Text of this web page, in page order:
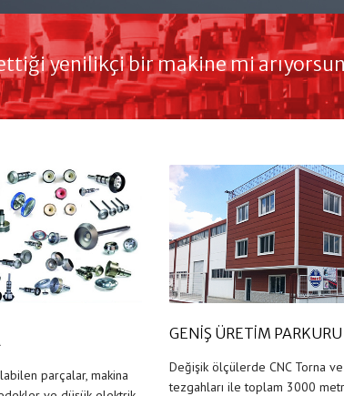
yenilikçi bir makine mi
parçalar, makina
GENİŞ ÜRETİM PARKURU
Değişik ölçülerde CNC Torna
tezgahları ile toplam 3000